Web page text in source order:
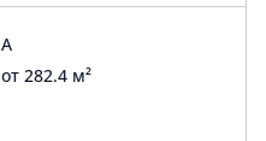
A
от 282.4 м²